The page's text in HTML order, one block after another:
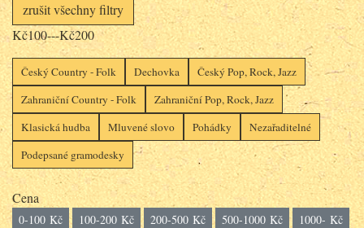
zrušit všechny filtry
Kč100---Kč200
Český Country - Folk Dechovka
Český Pop, Rock, Jazz
Zahraniční Country - Folk
Zahraniční Pop, Rock, Jazz
Klasická hudba
Mluvené slovo Pohádky
Nezařaditelné
Podepsané gramodesky
Cena
0-100 Kč 100-200 Kč 200-500 Kč 500-1000 Kč 1000- Kč